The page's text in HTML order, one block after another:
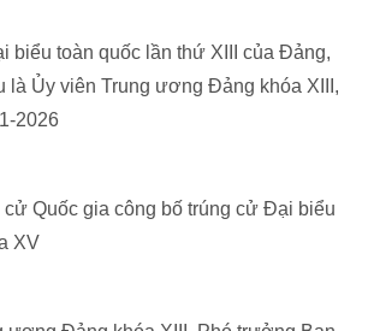
biểu toàn quốc lần thứ XIII của Đảng,
là Ủy viên Trung ương Đảng khóa XIII,
2026
cử Quốc gia công bố trúng cử Đại biểu
XV